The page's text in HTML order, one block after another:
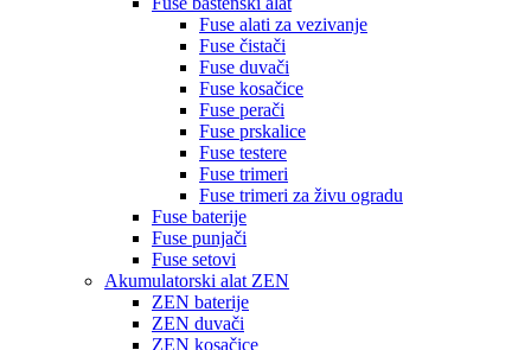
Fuse alati za vezivanje
Fuse čistači
Fuse duvači
Fuse kosačice
Fuse perači
Fuse prskalice
Fuse testere
Fuse trimeri
Fuse trimeri za živu ogradu
Fuse baterije
Fuse punjači
Fuse setovi
Akumulatorski alat ZEN
ZEN baterije
ZEN duvači
ZEN kosačice